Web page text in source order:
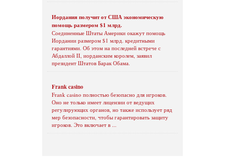
Иордания получит от США экономическую
помощь размером $1 млрд.
Соединенные Штаты Америки окажут помощь
Иордании размером $1 млрд. кредитными
гарантиями. Об этом на последней встрече с
Абдаллой II, иорданским королем, заявил
президент Штатов Барак Обама.
Frank casino
Frank casino полностью безопасно для игроков.
Оно не только имеет лицензии от ведущих
регулирующих органов, но также использует ряд
мер безопасности, чтобы гарантировать защиту
игроков. Это включает в ...